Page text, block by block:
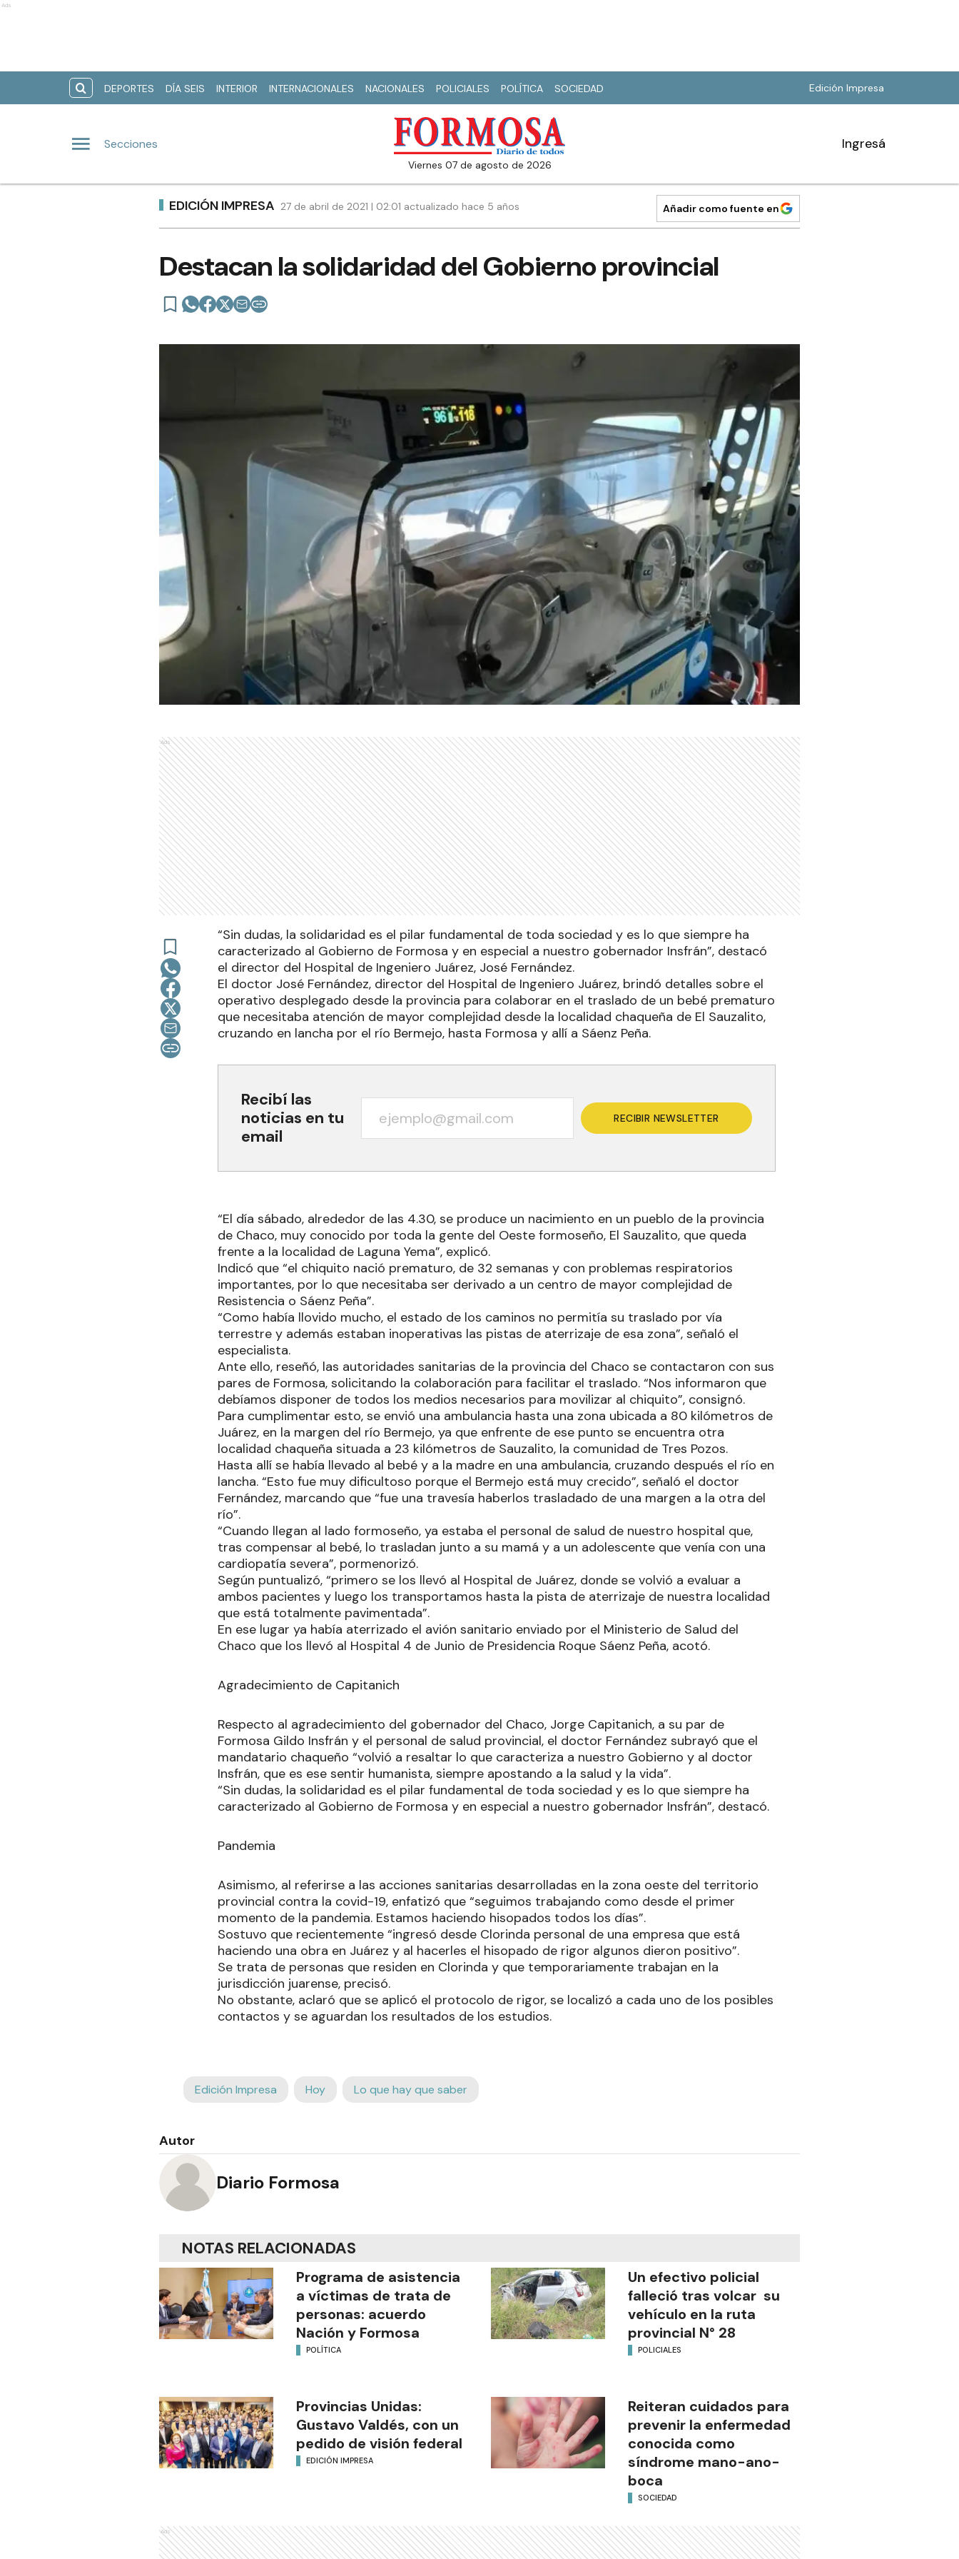
Ads
DEPORTES DÍA SEIS INTERIOR INTERNACIONALES NACIONALES POLICIALES POLÍTICA SOCIEDAD Edición Impresa
Secciones
viernes 07 de agosto de 2026
Ingresá
EDICIÓN IMPRESA 27 de abril de 2021 | 02:01 actualizado hace 5 años Añadir como fuente en
Destacan la solidaridad del Gobierno provincial
Ads
“Sin dudas, la solidaridad es el pilar fundamental de toda sociedad y es lo que siempre ha
caracterizado al Gobierno de Formosa y en especial a nuestro gobernador Insfrán”, destacó
el director del Hospital de Ingeniero Juárez, José Fernández.
El doctor José Fernández, director del Hospital de Ingeniero Juárez, brindó detalles sobre el
operativo desplegado desde la provincia para colaborar en el traslado de un bebé prematuro
que necesitaba atención de mayor complejidad desde la localidad chaqueña de El Sauzalito,
cruzando en lancha por el río Bermejo, hasta Formosa y allí a Sáenz Peña.
Recibí las
noticias en tu
email
RECIBIR NEWSLETTER
“El día sábado, alrededor de las 4.30, se produce un nacimiento en un pueblo de la provincia
de Chaco, muy conocido por toda la gente del Oeste formoseño, El Sauzalito, que queda
frente a la localidad de Laguna Yema”, explicó.
Indicó que “el chiquito nació prematuro, de 32 semanas y con problemas respiratorios
importantes, por lo que necesitaba ser derivado a un centro de mayor complejidad de
Resistencia o Sáenz Peña”.
“Como había llovido mucho, el estado de los caminos no permitía su traslado por vía
terrestre y además estaban inoperativas las pistas de aterrizaje de esa zona”, señaló el
especialista.
Ante ello, reseñó, las autoridades sanitarias de la provincia del Chaco se contactaron con sus
pares de Formosa, solicitando la colaboración para facilitar el traslado. “Nos informaron que
debíamos disponer de todos los medios necesarios para movilizar al chiquito”, consignó.
Para cumplimentar esto, se envió una ambulancia hasta una zona ubicada a 80 kilómetros de
Juárez, en la margen del río Bermejo, ya que enfrente de ese punto se encuentra otra
localidad chaqueña situada a 23 kilómetros de Sauzalito, la comunidad de Tres Pozos.
Hasta allí se había llevado al bebé y a la madre en una ambulancia, cruzando después el río en
lancha. “Esto fue muy dificultoso porque el Bermejo está muy crecido”, señaló el doctor
Fernández, marcando que “fue una travesía haberlos trasladado de una margen a la otra del
río”.
“Cuando llegan al lado formoseño, ya estaba el personal de salud de nuestro hospital que,
tras compensar al bebé, lo trasladan junto a su mamá y a un adolescente que venía con una
cardiopatía severa”, pormenorizó.
Según puntualizó, “primero se los llevó al Hospital de Juárez, donde se volvió a evaluar a
ambos pacientes y luego los transportamos hasta la pista de aterrizaje de nuestra localidad
que está totalmente pavimentada”.
En ese lugar ya había aterrizado el avión sanitario enviado por el Ministerio de Salud del
Chaco que los llevó al Hospital 4 de Junio de Presidencia Roque Sáenz Peña, acotó.
Agradecimiento de Capitanich
Respecto al agradecimiento del gobernador del Chaco, Jorge Capitanich, a su par de
Formosa Gildo Insfrán y el personal de salud provincial, el doctor Fernández subrayó que el
mandatario chaqueño “volvió a resaltar lo que caracteriza a nuestro Gobierno y al doctor
Insfrán, que es ese sentir humanista, siempre apostando a la salud y la vida”.
“Sin dudas, la solidaridad es el pilar fundamental de toda sociedad y es lo que siempre ha
caracterizado al Gobierno de Formosa y en especial a nuestro gobernador Insfrán”, destacó.
Pandemia
Asimismo, al referirse a las acciones sanitarias desarrolladas en la zona oeste del territorio
provincial contra la covid-19, enfatizó que “seguimos trabajando como desde el primer
momento de la pandemia. Estamos haciendo hisopados todos los días”.
Sostuvo que recientemente “ingresó desde Clorinda personal de una empresa que está
haciendo una obra en Juárez y al hacerles el hisopado de rigor algunos dieron positivo”.
Se trata de personas que residen en Clorinda y que temporariamente trabajan en la
jurisdicción juarense, precisó.
No obstante, aclaró que se aplicó el protocolo de rigor, se localizó a cada uno de los posibles
contactos y se aguardan los resultados de los estudios.
Edición Impresa Hoy Lo que hay que saber
Autor
Diario Formosa
NOTAS RELACIONADAS
Programa de asistencia
a víctimas de trata de
personas: acuerdo
Nación y Formosa
POLÍTICA
Un efectivo policial
falleció tras volcar su
vehículo en la ruta
provincial N° 28
POLICIALES
Provincias Unidas:
Gustavo Valdés, con un
pedido de visión federal
EDICIÓN IMPRESA
Reiteran cuidados para
prevenir la enfermedad
conocida como
síndrome mano-ano-
boca
SOCIEDAD
Ads